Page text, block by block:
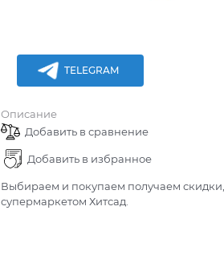
TELEGRAM
Описание
Добавить в сравнение
Добавить в избранное
Выбираем и покупаем получаем
супермаркетом Хитсад.